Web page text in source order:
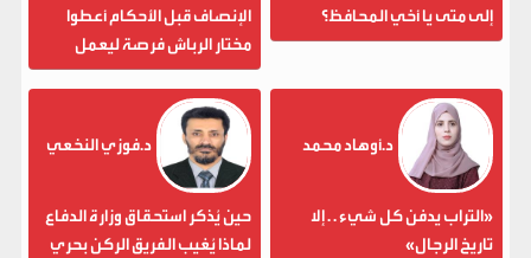
إلى متى يا أخي المحافظ؟
الإنصاف قبل الأحكام أعطوا
مختار الرباش فرصة ليعمل
د.أوهاد محمد
«التراب يدفن كل شيء . . إلا
تاريخ الرجال»
د.فوزي النخعي
حين يُذكر استحقاق وزارة الدفاع
لماذا يُغيب الفريق الركن بحري